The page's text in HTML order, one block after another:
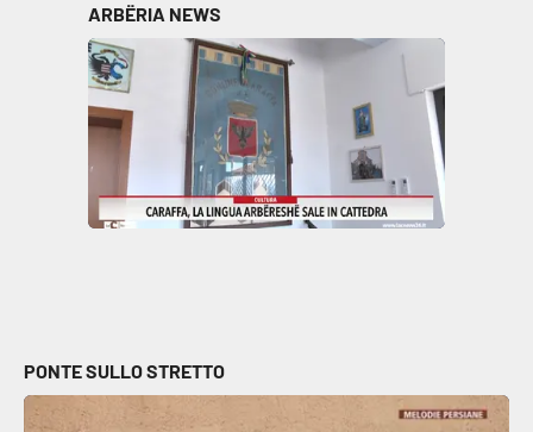
ARBËRIA NEWS
PONTE SULLO STRETTO